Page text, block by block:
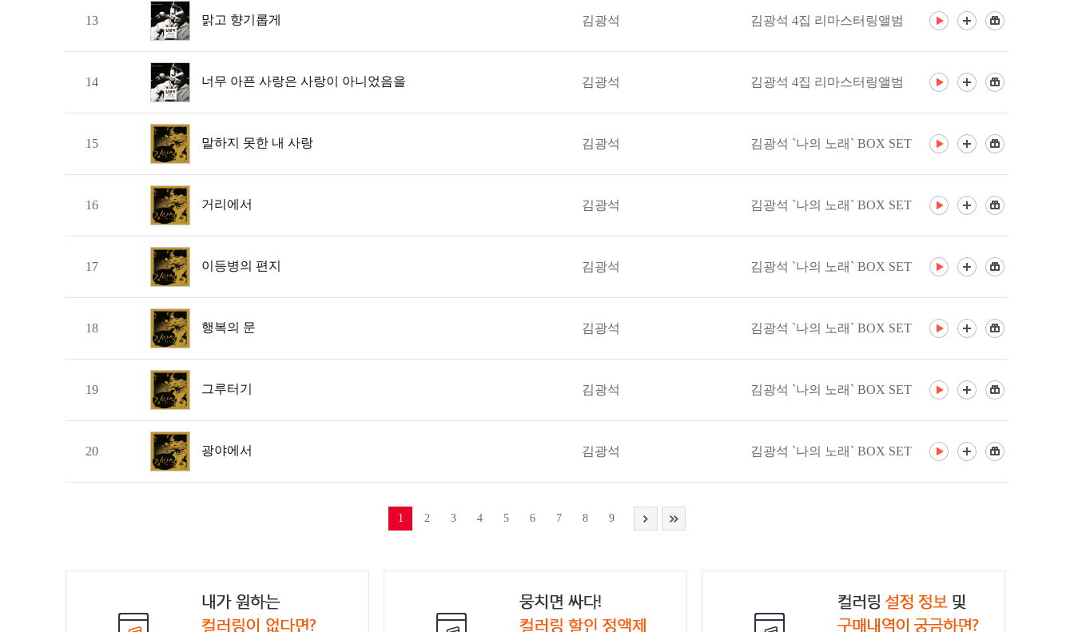
13 맑고 향기롭게 김광석 김광석 4집 리마스터링앨범
14 너무 아픈 사랑은 사랑이 아니었음을 김광석 김광석 4집 리마스터링앨범
15 말하지 못한 내 사랑 김광석 김광석 `나의 노래` BOX SET
16 거리에서 김광석 김광석 `나의 노래` BOX SET
17 이등병의 편지 김광석 김광석 `나의 노래` BOX SET
18 행복의 문 김광석 김광석 `나의 노래` BOX SET
19 그루터기 김광석 김광석 `나의 노래` BOX SET
20 광야에서 김광석 김광석 `나의 노래` BOX SET
1 2 3 4 5 6 7 8 9